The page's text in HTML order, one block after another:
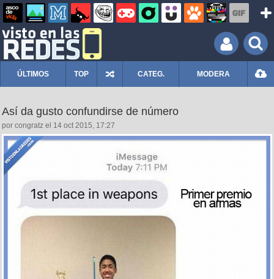
ÚLTIMOS TOP CATEG. MODERA
Así da gusto confundirse de número
por congratz el 14 oct 2015, 17:27